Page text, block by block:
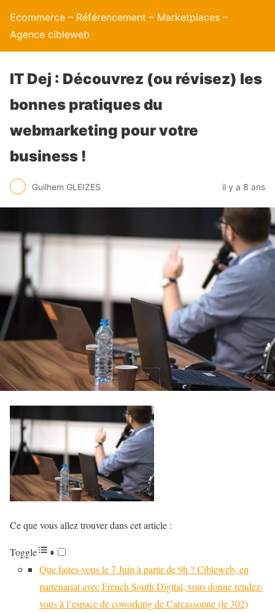
Ecommerce – Référencement – Marketplaces –
Agence cibleweb
IT Dej : Découvrez (ou révisez) les
bonnes pratiques du
webmarketing pour votre
business !
Guilhem GLEIZES il y a 8 ans
Ce que vous allez trouver dans cet article :
Toggle
Que faites-vous le 7 Juin à partir de 9h ? Cibleweb, en
partenariat avec French South Digital, vous donne rendez-
vous à l’espace de coworking de Carcassonne (le 302)